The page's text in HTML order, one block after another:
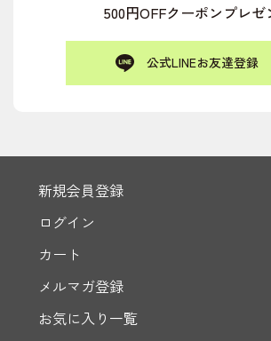
500円OFFクーポンプレゼ
公式LINEお友達登録
新規会員登録
ログイン
カート
メルマガ登録
お気に入り一覧